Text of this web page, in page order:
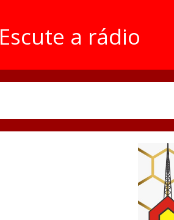
Escute a rádio